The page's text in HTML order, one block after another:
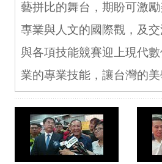
藝拼比的舞台，期盼可激
專業與人文的國際觀，及
與各項技能競賽迎上現代
業的專業技能，讓台灣的